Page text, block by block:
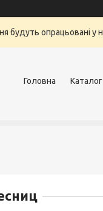
будуть опрацьовані у
Головна Каталог